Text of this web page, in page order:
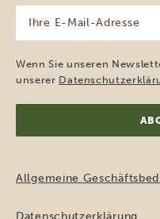
Mail-
Adresse
(erforderlich)
Wenn Sie unseren
unserer
Allgemeine
Datenschutzerklärung